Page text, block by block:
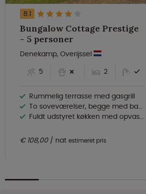
8.1
Bungalow Cottage Prestige
- 5 personer
Denekamp, Overijssel
5
2
Rummelig terrasse med gasgrill
To soveværelser, begge med badeværelse
Fuldt udstyret køkken med opvaskemaskine
€ 108,00 nat estimeret pris